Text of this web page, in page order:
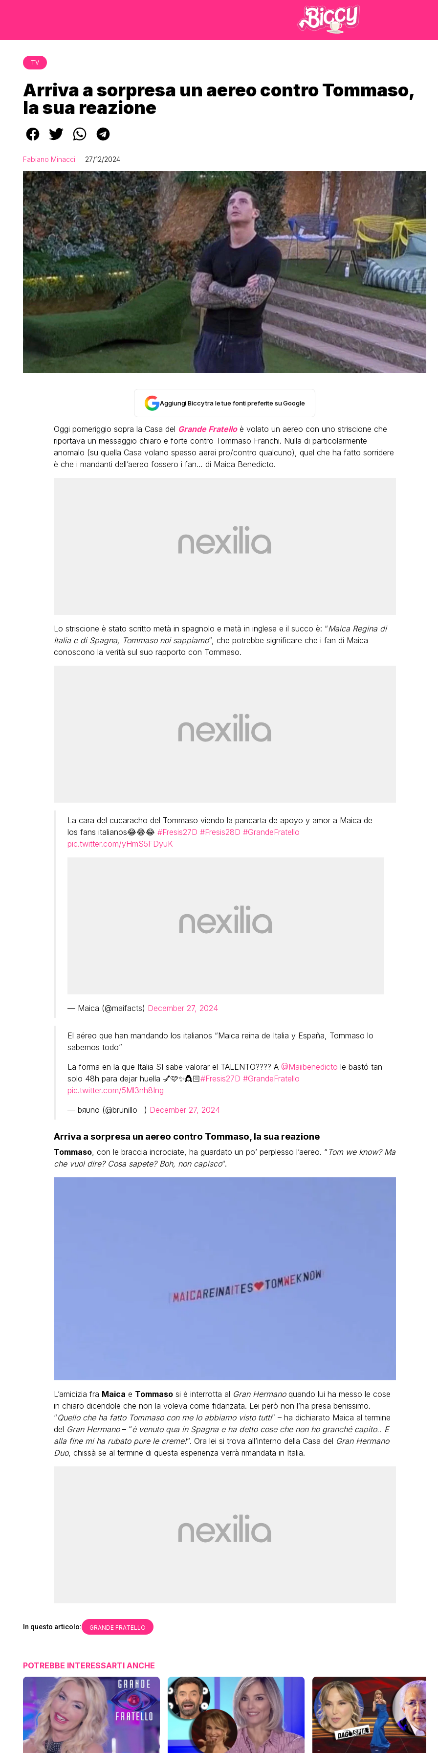
TV
Arriva a sorpresa un aereo contro Tommaso,
la sua reazione
Fabiano Minacci 27/12/2024
Aggiungi Biccy tra le tue fonti preferite su Google
Oggi pomeriggio sopra la Casa del Grande Fratelloè volato un aereo con uno striscione che
riportava un messaggio chiaro e forte contro Tommaso Franchi. Nulla di particolarmente
anomalo (su quella Casa volano spesso aerei pro/contro qualcuno), quel che ha fatto sorridere
è che i mandanti dell’aereo fossero i fan… di Maica Benedicto.
Lo striscione è stato scritto metà in spagnolo e metà in inglese e il succo è: “Maica Regina di
Italia e di Spagna, Tommaso noi sappiamo“, che potrebbe significare che i fan di Maica
conoscono la verità sul suo rapporto con Tommaso.
La cara del cucaracho del Tommaso viendo la pancarta de apoyo y amor a Maica de
los fans italianos😂😂😂 #Fresis27D #Fresis28D #GrandeFratello
pic.twitter.com/yHmS5FDyuK
— Maica (@maifacts) December 27, 2024
El aéreo que han mandando los italianos “Maica reina de Italia y España, Tommaso lo
sabemos todo”
La forma en la que Italia SI sabe valorar el TALENTO???? A @Maiibenedicto le bastó tan
solo 48h para dejar huella 💅🩷✨👸🏻#Fresis27D #GrandeFratello
pic.twitter.com/5Ml3nh8Ing
— bяυno (@brunillo__) December 27, 2024
Arriva a sorpresa un aereo contro Tommaso, la sua reazione
Tommaso, con le braccia incrociate, ha guardato un po’ perplesso l’aereo. “ Tom we know? Ma
che vuol dire? Cosa sapete? Boh, non capisco“.
L’amicizia fra Maica e Tommasosi è interrotta al Gran Hermanoquando lui ha messo le cose
in chiaro dicendole che non la voleva come fidanzata. Lei però non l’ha presa benissimo.
“Quello che ha fatto Tommaso con me lo abbiamo visto tutti” – ha dichiarato Maica al termine
del Gran Hermano– “è venuto qua in Spagna e ha detto cose che non ho granché capito.. E
alla fine mi ha rubato pure le creme!“. Ora lei si trova all’interno della Casa del Gran Hermano
Duo, chissà se al termine di questa esperienza verrà rimandata in Italia.
In questo articolo: GRANDE FRATELLO
POTREBBE INTERESSARTI ANCHE